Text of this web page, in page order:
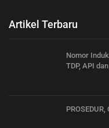
Artikel Terbaru
Nomor
TDP, API